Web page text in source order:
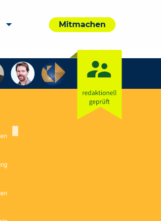
Mitmachen